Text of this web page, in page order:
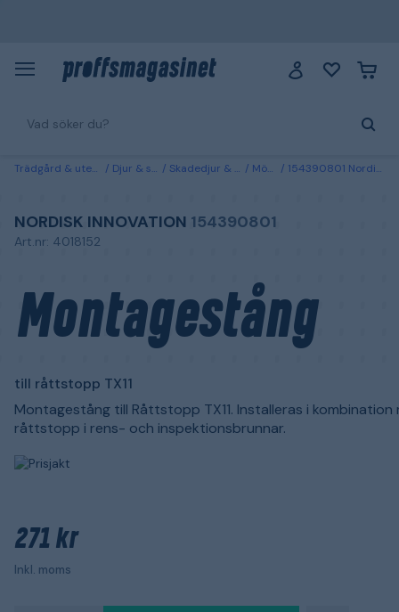
Trädgård & utemiljö Djur & skötsel Skadedjur & bekämpning Möss & råttor 154390801 Nordisk Innovation Montagestång till råttstopp TX11
NORDISK INNOVATION 154390801
Art.nr: 4018152
Montagestång
till råttstopp TX11
Montagestång till Råttstopp TX11. Installeras i kombination
råttstopp i rens- och inspektionsbrunnar.
271 kr
Inkl. moms